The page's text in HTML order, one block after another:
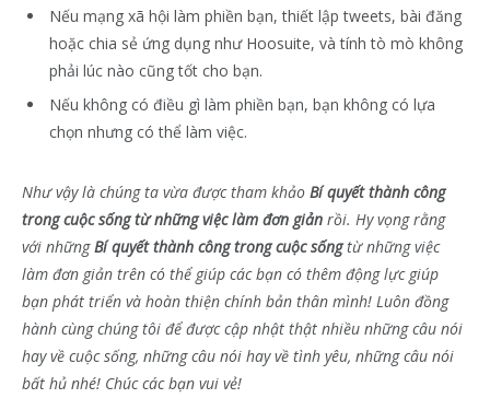
Nếu mạng xã hội làm phiền bạn, thiết lập tweets, bài đăng
hoặc chia sẻ ứng dụng như Hoosuite, và tính tò mò không
phải lúc nào cũng tốt cho bạn.
Nếu không có điều gì làm phiền bạn, bạn không có lựa
chọn nhưng có thể làm việc.
Như vậy là chúng ta vừa được tham khảo Bí quyết thành công
trong cuộc sống từ những việc làm đơn giản rồi. Hy vọng rằng
với nhữngBí quyết thành công trong cuộc sốngtừ những việc
làm đơn giản trên có thể giúp các bạn có thêm động lực giúp
bạn phát triển và hoàn thiện chính bản thân mình! Luôn đồng
hành cùng chúng tôi để được cập nhật thật nhiều những câu nói
hay về cuộc sống, những câu nói hay về tình yêu, những câu nói
bất hủ nhé! Chúc các bạn vui vẻ!